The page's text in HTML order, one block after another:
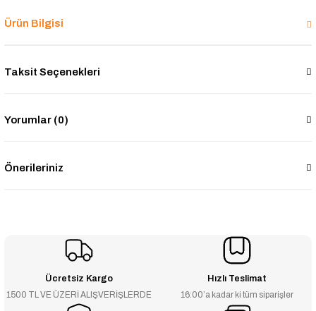
Ürün Bilgisi
Taksit Seçenekleri
Yorumlar (0)
Önerileriniz
Ücretsiz Kargo
1500 TL VE ÜZERİ ALIŞVERİŞLERDE
Hızlı Teslimat
16:00’a kadar ki tüm siparişler